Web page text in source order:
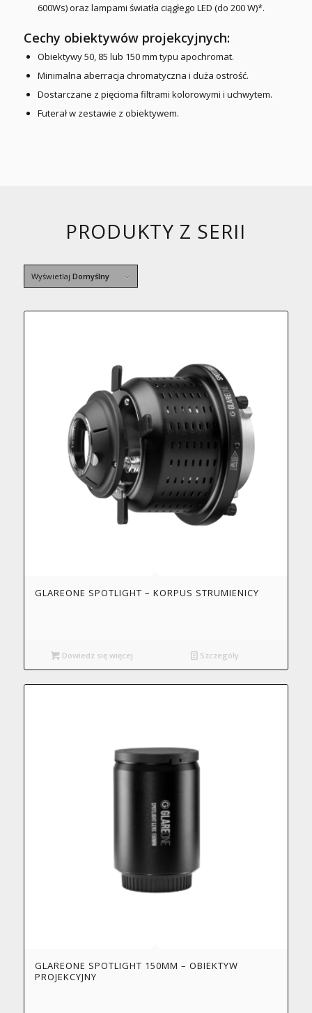
600Ws) oraz lampami światła ciągłego LED (do 200 W)*.
Cechy obiektywów projekcyjnych:
Obiektywy 50, 85 lub 150 mm typu apochromat.
Minimalna aberracja chromatyczna i duża ostrość.
Dostarczane z pięcioma filtrami kolorowymi i uchwytem.
Futerał w zestawie z obiektywem.
PRODUKTY Z SERII
Wyświetlaj Domyślny
GLAREONE SPOTLIGHT – KORPUS STRUMIENICY
Dowiedz się więcej Szczegóły
GLAREONE SPOTLIGHT 150MM – OBIEKTYW
PROJEKCYJNY